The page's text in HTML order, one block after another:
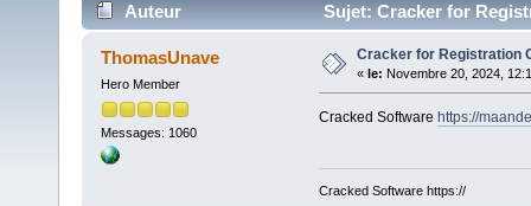
Auteur Sujet: Cracker for
ThomasUnave
Hero Member
Messages: 1060
Cracker for Registration
« le: Novembre 20, 2024,
Cracked Software https://
Cracked Software https://